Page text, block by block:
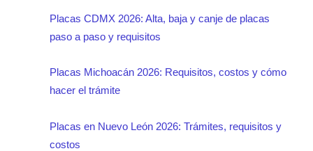
Placas CDMX 2026: Alta, baja y canje de placas
paso a paso y requisitos
Placas Michoacán 2026: Requisitos, costos y cómo
hacer el trámite
Placas en Nuevo León 2026: Trámites, requisitos y
costos